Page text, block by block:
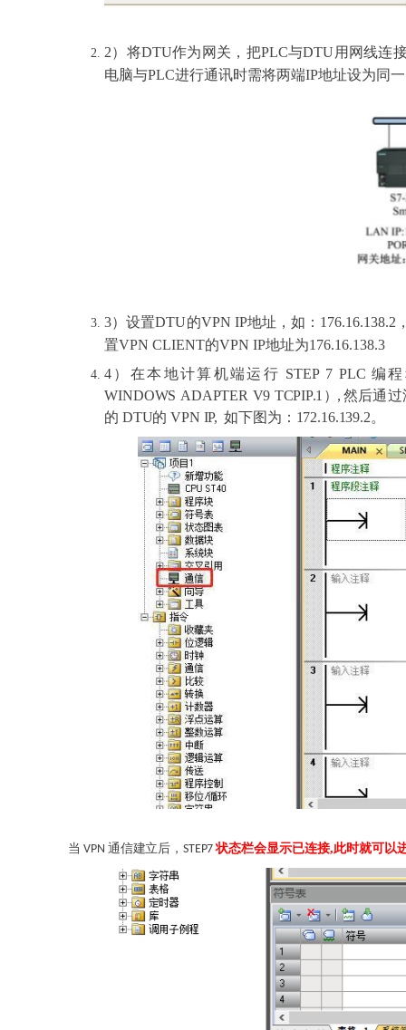
2）将DTU作为网关，把PLC与DTU用网线连
电脑与PLC进行通讯时需将两端IP地址设为同
3）设置DTU的VPN IP地址，如：176.16.138.2
置VPN CLIENT的VPN IP地址为176.16.138.3
4）在本地计算机端运 行 STEP 7 PLC 编程
WINDOWS ADAPTER V9 TCPIP.1 ） ， 然后通过
的 DTU的 VPN IP, 如下图为： 172.16.139.2。
当 VPN 通信建立后，STEP7 状态栏会显示已连接,此时就可以